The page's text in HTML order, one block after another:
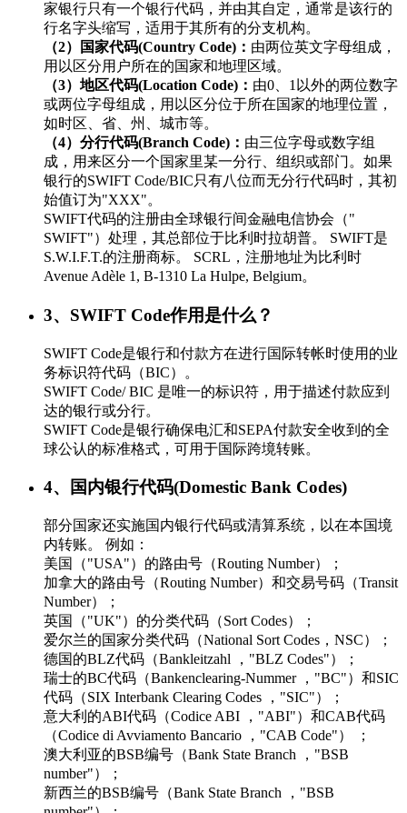
家银行只有一个银行代码，并由其自定，通常是该行的
行名字头缩写，适用于其所有的分支机构。
（2）国家代码(Country Code)： 由两位英文字母组成，
用以区分用户所在的国家和地理区域。
（3）地区代码(Location Code)： 由0、1以外的两位数字
或两位字母组成，用以区分位于所在国家的地理位置，
如时区、省、州、城市等。
（4）分行代码(Branch Code)： 由三位字母或数字组
成，用来区分一个国家里某一分行、组织或部门。如果
银行的SWIFT Code/BIC只有八位而无分行代码时，其初
始值订为"XXX"。
SWIFT代码的注册由全球银行间金融电信协会（"
SWIFT"）处理，其总部位于比利时拉胡普。 SWIFT是
S.W.I.F.T.的注册商标。 SCRL，注册地址为比利时
Avenue Adèle 1, B-1310 La Hulpe, Belgium。
3、SWIFT Code作用是什么？
SWIFT Code是银行和付款方在进行国际转帐时使用的业
务标识符代码（BIC）。
SWIFT Code/ BIC 是唯一的标识符，用于描述付款应到
达的银行或分行。
SWIFT Code是银行确保电汇和SEPA付款安全收到的全
球公认的标准格式，可用于国际跨境转账。
4、国内银行代码(Domestic Bank Codes)
部分国家还实施国内银行代码或清算系统，以在本国境
内转账。 例如：
美国（"USA"）的路由号（Routing Number）；
加拿大的路由号（Routing Number）和交易号码（Transit
Number）；
英国（"UK"）的分类代码（Sort Codes）；
爱尔兰的国家分类代码（National Sort Codes，NSC）；
德国的BLZ代码（Bankleitzahl ，"BLZ Codes"）；
瑞士的BC代码（Bankenclearing-Nummer ，"BC"）和SIC
代码（SIX Interbank Clearing Codes ，"SIC"）；
意大利的ABI代码（Codice ABI ，"ABI"）和CAB代码
（Codice di Avviamento Bancario ，"CAB Code"） ；
澳大利亚的BSB编号（Bank State Branch ，"BSB
number"）；
新西兰的BSB编号（Bank State Branch ，"BSB